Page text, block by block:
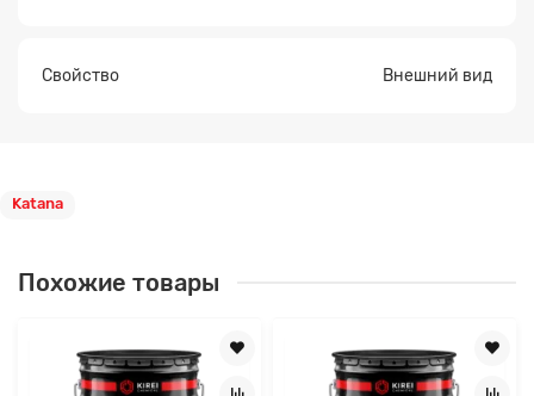
Свойство Внешний вид
Katana
Похожие товары